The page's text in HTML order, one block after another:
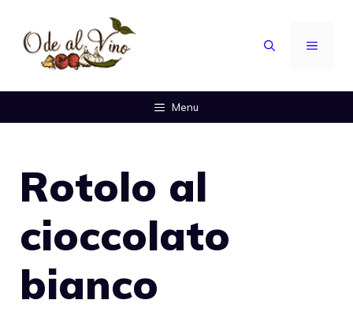
contenuto
MENU
Menu
Rotolo al
cioccolato
bianco